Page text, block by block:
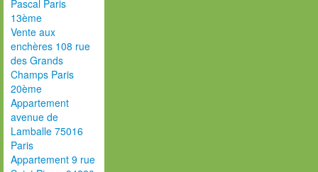
Pascal Paris
13ème
Vente aux
enchères 108 rue
des Grands
Champs Paris
20ème
Appartement
avenue de
Lamballe 75016
Paris
Appartement 9 rue